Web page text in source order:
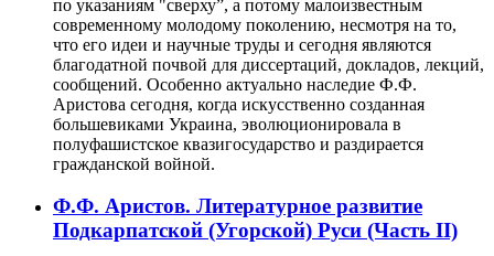
по указаниям "сверху”, а потому малоизвестным
современному молодому поколению, несмотря на то,
что его идеи и научные труды и сегодня являются
благодатной почвой для диссертаций, докладов, лекций,
сообщений. Особенно актуально наследие Ф.Ф.
Аристова сегодня, когда искусственно созданная
большевиками Украина, эволюционировала в
полуфашистское квазигосударство и раздирается
гражданской войной.
Ф.Ф. Аристов. Литературное развитие
Подкарпатской (Угорской) Руси (Часть II)